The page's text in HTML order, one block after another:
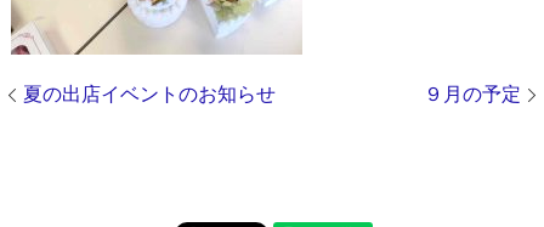
夏の出店イベントのお知らせ ９月の予定